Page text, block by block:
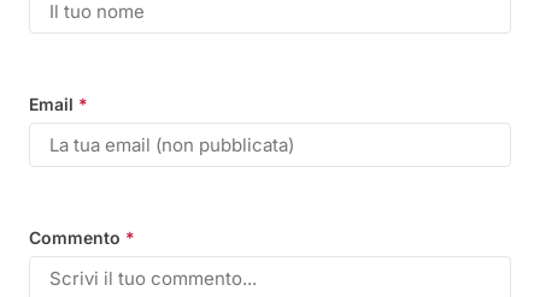
Email *
Commento *